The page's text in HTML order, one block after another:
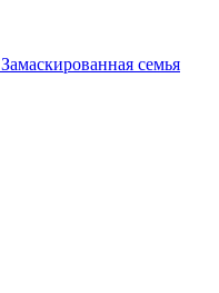
Замаскированная семья